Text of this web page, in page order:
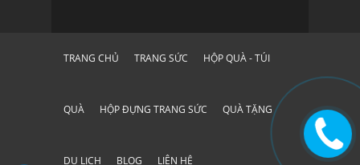
TRANG CHỦ TRANG SỨC HỘP QUÀ - TÚI
QUÀ HỘP ĐỰNG TRANG SỨC QUÀ TẶNG
DU LỊCH BLOG LIÊN HỆ